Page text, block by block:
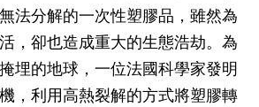
法分解的一次性塑膠品，雖然為
，卻也造成重大的生態浩劫。為
埋的地球，一位法國科學家發明
，利用高熱裂解的方式將塑膠轉